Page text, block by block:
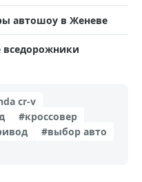
автошоу в Женеве
cr-v
#кроссовер
#выбор авто